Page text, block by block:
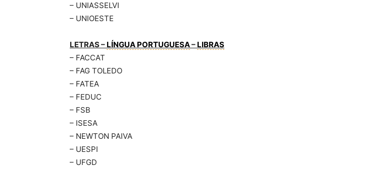
– UNIASSELVI
– UNIOESTE
LETRAS – LÍNGUA PORTUGUESA– LIBRAS
– FACCAT
– FAG TOLEDO
– FATEA
– FEDUC
– FSB
– ISESA
– NEWTON PAIVA
– UESPI
– UFGD